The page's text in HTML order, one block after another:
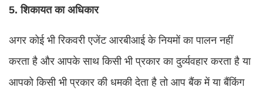
5. शिकायत का अधिकार
अगर कोई भी रिकवरी एजेंट आरबीआई के नियमों का पालन नहीं
करता है और आपके साथ किसी भी प्रकार का दुर्व्यवहार करता है या
आपको किसी भी प्रकार की धमकी देता है तो आप बैंक में या बैंकिंग